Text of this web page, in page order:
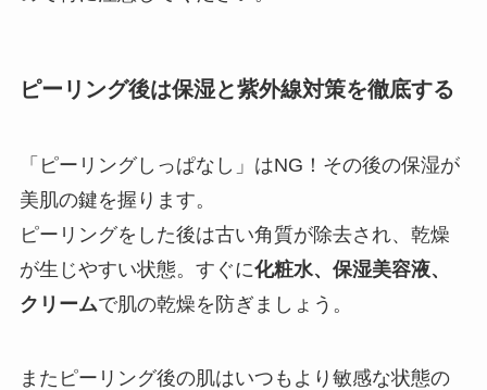
ピーリング後は保湿と紫外線対策を徹底する
「ピーリングしっぱなし」はNG ！その後の保湿が
美肌の鍵を握ります。
ピーリングをした後は古い角質が除去され、乾燥
が生じやすい状態。すぐに化粧水、保湿美容液、
クリームで肌の乾燥を防ぎましょう。
またピーリング後の肌はいつもより敏感な状態の